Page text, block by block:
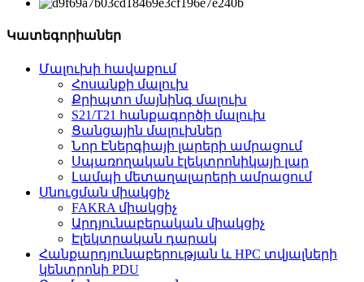
Կատեգորիաներ
Մալուխի հավաքում
Հոսանքի մալուխ
Քրիպտո մայնինգ մալուխ
S21/T21 հանքագործի մալուխ
Ցանցային մալուխներ
Նոր Էներգիայի լարերի ամրացում
Սպառողական էլեկտրոնիկայի լար
Լամպի մետաղալարերի ամրացում
Սնուցման միակցիչ
FAKRA միակցիչ
Արդյունաբերական միակցիչ
Էլեկտրական դարակ
Հանքարդյունաբերության և HPC տվյալների
կենտրոնի PDU